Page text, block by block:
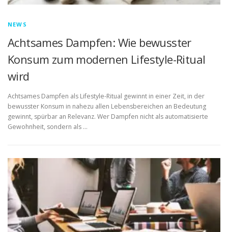
NEWS
Achtsames Dampfen: Wie bewusster
Konsum zum modernen Lifestyle-Ritual
wird
Achtsames Dampfen als Lifestyle-Ritual gewinnt in einer Zeit, in der
bewusster Konsum in nahezu allen Lebensbereichen an Bedeutung
gewinnt, spürbar an Relevanz. Wer Dampfen nicht als automatisierte
Gewohnheit, sondern als …